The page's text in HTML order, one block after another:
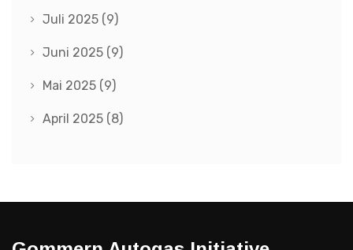
Juli 2025 (9)
Juni 2025 (9)
Mai 2025 (9)
April 2025 (8)